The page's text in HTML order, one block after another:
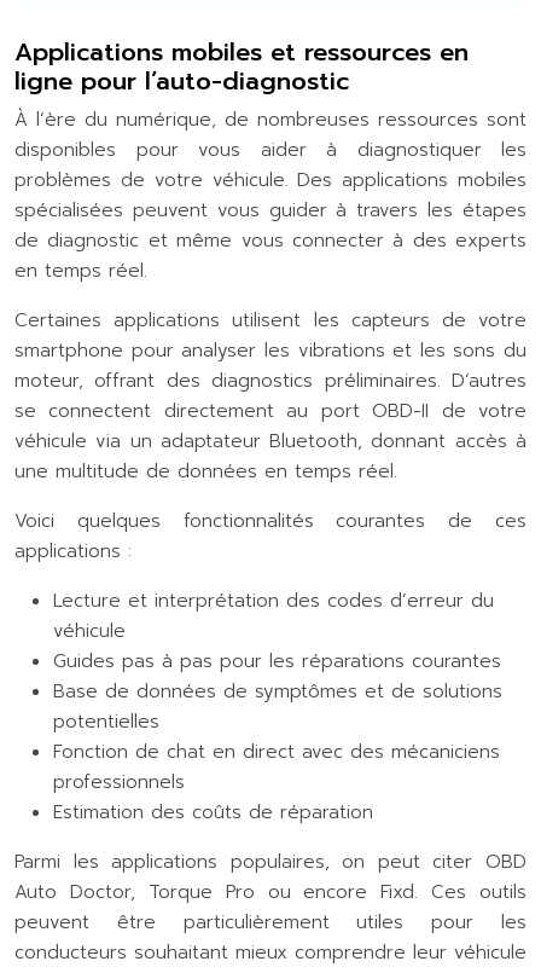
Applications mobiles et ressources en
ligne pour l’auto-diagnostic
À l’ère du numérique, de nombreuses ressources sont
disponibles pour vous aider à diagnostiquer les
problèmes de votre véhicule. Des applications mobiles
spécialisées peuvent vous guider à travers les étapes
de diagnostic et même vous connecter à des experts
en temps réel.
Certaines applications utilisent les capteurs de votre
smartphone pour analyser les vibrations et les sons du
moteur, offrant des diagnostics préliminaires. D’autres
se connectent directement au port OBD-II de votre
véhicule via un adaptateur Bluetooth, donnant accès à
une multitude de données en temps réel.
Voici quelques fonctionnalités courantes de ces
applications :
Lecture et interprétation des codes d’erreur du
véhicule
Guides pas à pas pour les réparations courantes
Base de données de symptômes et de solutions
potentielles
Fonction de chat en direct avec des mécaniciens
professionnels
Estimation des coûts de réparation
Parmi les applications populaires, on peut citer OBD
Auto Doctor, Torque Pro ou encore Fixd. Ces outils
peuvent être particulièrement utiles pour les
conducteurs souhaitant mieux comprendre leur véhicule